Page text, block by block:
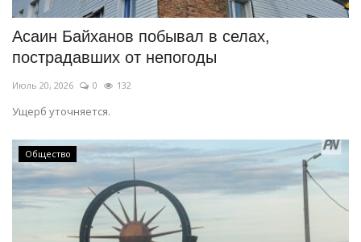
Асаин Байханов побывал в селах,
пострадавших от непогоды
Июль 20, 2026 0 132
Ущерб уточняется.
Общество